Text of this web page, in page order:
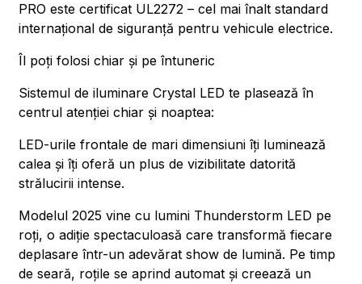
PRO este certificat UL2272 – cel mai înalt standard
internațional de siguranță pentru vehicule electrice.
Îl poți folosi chiar și pe întuneric
Sistemul de iluminare Crystal LED te plasează în
centrul atenției chiar și noaptea:
LED-urile frontale de mari dimensiuni îți luminează
calea și îți oferă un plus de vizibilitate datorită
strălucirii intense.
Modelul 2025 vine cu lumini Thunderstorm LED pe
roți, o adiție spectaculoasă care transformă fiecare
deplasare într-un adevărat show de lumină. Pe timp
de seară, roțile se aprind automat și creează un